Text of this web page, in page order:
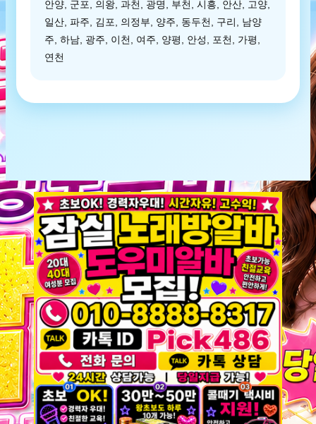
안양, 군포, 의왕, 과천, 광명, 부천, 시흥, 안산, 고양,
일산, 파주, 김포, 의정부, 양주, 동두천, 구리, 남양
주, 하남, 광주, 이천, 여주, 양평, 안성, 포천, 가평,
연천